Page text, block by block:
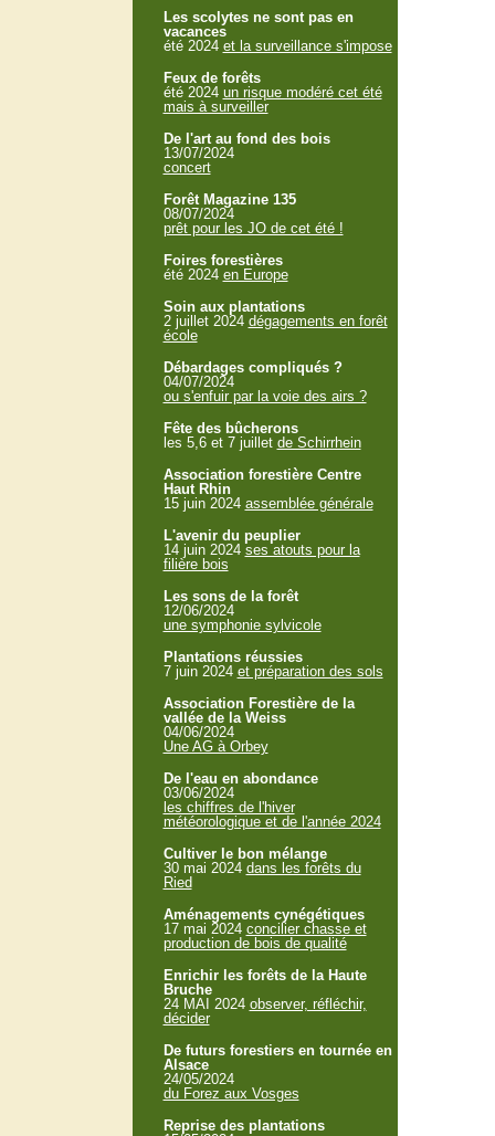
Les scolytes ne sont pas en
vacances
été 2024 et la surveillance s'impose
Feux de forêts
été 2024 un risque modéré cet été
mais à surveiller
De l'art au fond des bois
13/07/2024
concert
Forêt Magazine 135
08/07/2024
prêt pour les JO de cet été !
Foires forestières
été 2024 en Europe
Soin aux plantations
2 juillet 2024 dégagements en forêt
école
Débardages compliqués ?
04/07/2024
ou s'enfuir par la voie des airs ?
Fête des bûcherons
les 5,6 et 7 juillet de Schirrhein
Association forestière Centre
Haut Rhin
15 juin 2024 assemblée générale
L'avenir du peuplier
14 juin 2024 ses atouts pour la
filière bois
Les sons de la forêt
12/06/2024
une symphonie sylvicole
Plantations réussies
7 juin 2024 et préparation des sols
Association Forestière de la
vallée de la Weiss
04/06/2024
Une AG à Orbey
De l'eau en abondance
03/06/2024
les chiffres de l'hiver
météorologique et de l'année 2024
Cultiver le bon mélange
30 mai 2024 dans les forêts du
Ried
Aménagements cynégétiques
17 mai 2024 concilier chasse et
production de bois de qualité
Enrichir les forêts de la Haute
Bruche
24 MAI 2024 observer, réfléchir,
décider
De futurs forestiers en tournée en
Alsace
24/05/2024
du Forez aux Vosges
Reprise des plantations